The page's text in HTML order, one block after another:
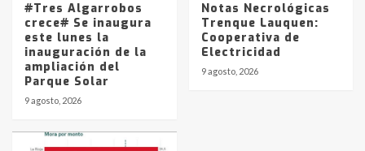
#Tres Algarrobos
crece# Se inaugura
este lunes la
inauguración de la
ampliación del
Parque Solar
9 agosto, 2026
Notas Necrológicas
Trenque Lauquen:
Cooperativa de
Electricidad
9 agosto, 2026